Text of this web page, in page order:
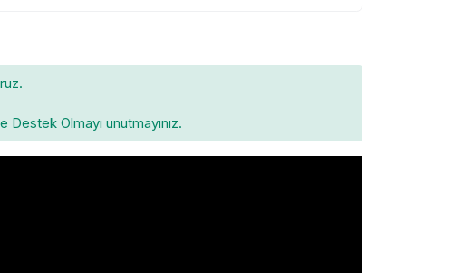
Destek Olmayı unutmayınız.